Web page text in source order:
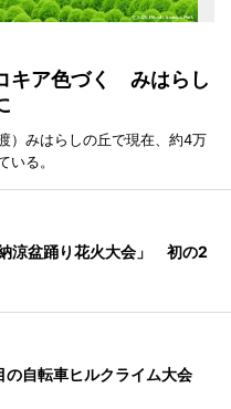
キア色づく みはらし
）みはらしの丘で現在、約4万
る。
涼盆踊り花火大会」 初の2
の自転車ヒルクライム大会